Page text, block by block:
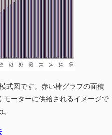
式図です。赤い棒グラフの面積
モーターに供給されるイメージで
。